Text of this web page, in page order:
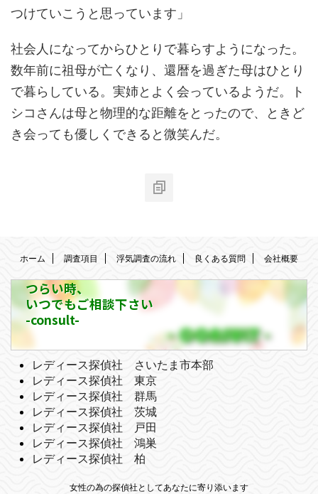
つけていこうと思っています」
社会人になってからひとりで暮らすようになった。
数年前に祖母が亡くなり、還暦を過ぎた母はひとり
で暮らしている。実姉とよく会っているようだ。ト
シコさんは母と物理的な距離をとったので、ときど
き会っても優しくできると微笑んだ。
ホーム 調査項目 浮気調査の流れ 良くある質問 会社概要
つらい時、
いつでもご相談下さい
-consult-
レディース探偵社 さいたま市本部
レディース探偵社 東京
レディース探偵社 群馬
レディース探偵社 茨城
レディース探偵社 戸田
レディース探偵社 鴻巣
レディース探偵社 柏
女性の為の探偵社としてあなたに寄り添います